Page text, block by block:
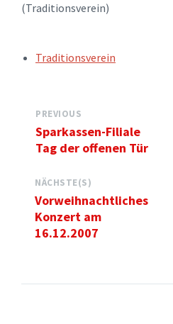
(Traditionsverein)
TAGS:Traditionsverein
PREVIOUS
Sparkassen-Filiale
Tag der offenen Tür
NÄCHSTE(S)
Vorweihnachtliches
Konzert am
16.12.2007